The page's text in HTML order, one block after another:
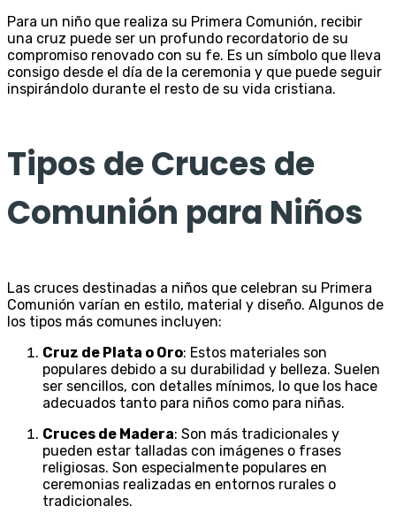
Para un niño que realiza su Primera Comunión, recibir
una cruz puede ser un profundo recordatorio de su
compromiso renovado con su fe. Es un símbolo que lleva
consigo desde el día de la ceremonia y que puede seguir
inspirándolo durante el resto de su vida cristiana.
Tipos de Cruces de
Comunión para Niños
Las cruces destinadas a niños que celebran su Primera
Comunión varían en estilo, material y diseño. Algunos de
los tipos más comunes incluyen:
Cruz de Plata o Oro: Estos materiales son
populares debido a su durabilidad y belleza. Suelen
ser sencillos, con detalles mínimos, lo que los hace
adecuados tanto para niños como para niñas.
Cruces de Madera: Son más tradicionales y
pueden estar talladas con imágenes o frases
religiosas. Son especialmente populares en
ceremonias realizadas en entornos rurales o
tradicionales.